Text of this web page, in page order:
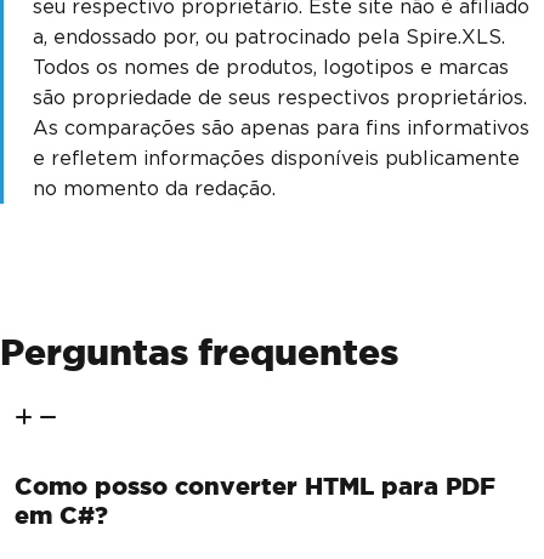
seu respectivo proprietário. Este site não é afiliado
a, endossado por, ou patrocinado pela Spire.XLS.
Todos os nomes de produtos, logotipos e marcas
são propriedade de seus respectivos proprietários.
As comparações são apenas para fins informativos
e refletem informações disponíveis publicamente
no momento da redação.
Perguntas frequentes
Como posso converter HTML para PDF
em C#?